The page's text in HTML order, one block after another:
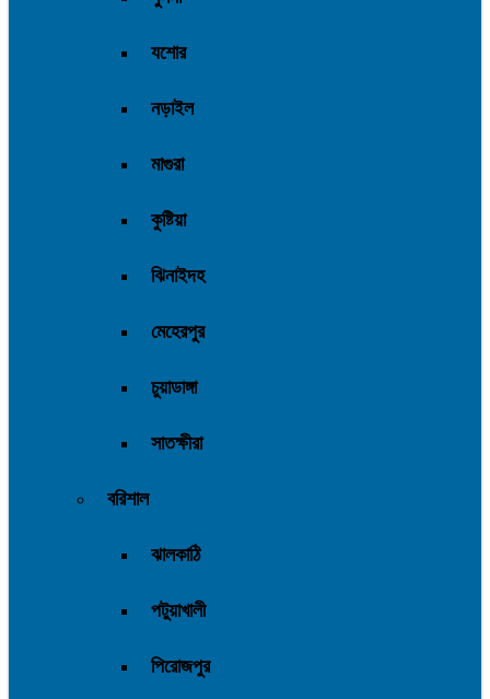
যশোর
নড়াইল
মাগুরা
কুষ্টিয়া
ঝিনাইদহ
মেহেরপুর
চুয়াডাঙ্গা
সাতক্ষীরা
বরিশাল
ঝালকাঠি
পটুয়াখালী
পিরোজপুর